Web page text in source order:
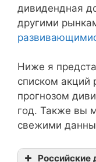
дивидендная
другими
Ниже я
списком акций
прогнозом
год. Также вы
свежими
Российские